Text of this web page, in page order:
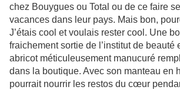
chez Bouygues ou Total ou de ce faire
vacances dans leur pays. Mais bon,
J’étais cool et voulais rester cool. Une
fraichement sortie de l’institut de beauté
abricot méticuleusement manucuré
dans la boutique. Avec son manteau en
pourrait nourrir les restos du cœur